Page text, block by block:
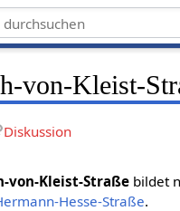
von-Kleist-
Diskussion
von-Kleist-Straße bildet
Hesse-Straße.